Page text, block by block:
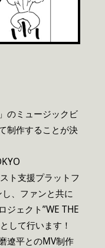
のミュージックビ
制作することが決
ト支援プラットフ
、ファンと共に
ジェクト”WE THE
して行います！
遼平とのMV制作